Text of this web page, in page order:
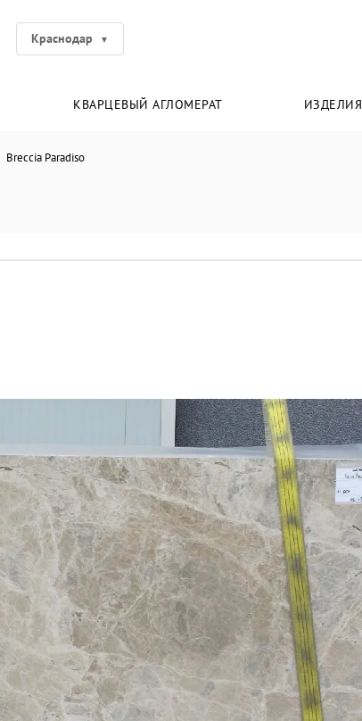
Краснодар
КВАРЦЕВЫЙ АГЛОМЕРАТ ИЗДЕЛИЯ
Breccia Paradiso